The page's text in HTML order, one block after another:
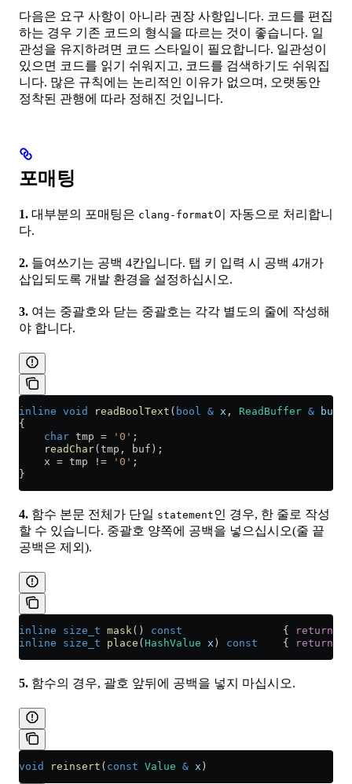
다음은 요구 사항이 아니라 권장 사항입니다. 코드를 편집
하는 경우 기존 코드의 형식을 따르는 것이 좋습니다. 일
관성을 유지하려면 코드 스타일이 필요합니다. 일관성이
있으면 코드를 읽기 쉬워지고, 코드를 검색하기도 쉬워집
니다. 많은 규칙에는 논리적인 이유가 없으며, 오랫동안
정착된 관행에 따라 정해진 것입니다.
포매팅
1. 대부분의 포매팅은 clang-format이 자동으로 처리합니
다.
2. 들여쓰기는 공백 4칸입니다. 탭 키 입력 시 공백 4개가
삽입되도록 개발 환경을 설정하십시오.
3. 여는 중괄호와 닫는 중괄호는 각각 별도의 줄에 작성해
야 합니다.
inline void readBoolText ( bool & x , ReadBuffer & buf
{
    char
tmp = '0' ;
    readChar
(tmp, buf);
    x
= tmp != '0' ;
}
4. 함수 본문 전체가 단일 statement인 경우, 한 줄로 작성
할 수 있습니다. 중괄호 양쪽에 공백을 넣으십시오(줄 끝
공백은 제외).
inline size_t mask() const
                {
return
inline size_t place ( HashValue x ) const
    {
return
5. 함수의 경우, 괄호 앞뒤에 공백을 넣지 마십시오.
void reinsert ( const Value & x )